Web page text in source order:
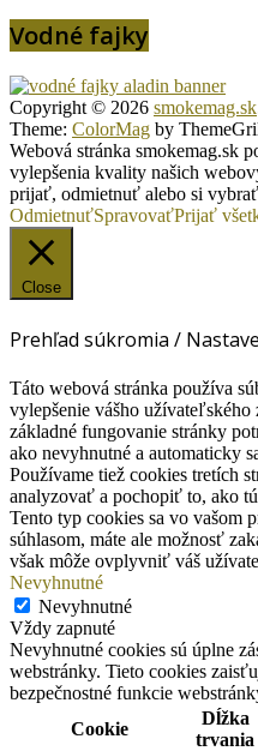
Vodné fajky
Copyright © 2026 smokemag.sk
Theme: ColorMag by
Webová stránka smokemag.sk
vylepšenia kvality našich
prijať, odmietnuť alebo si
OdmietnuťSpravovaťPrijať
Close
Prehľad súkromia /
Táto webová stránka používa
vylepšenie vášho
základné fungovanie stránky
ako nevyhnutné a automaticky
Používame tiež cookies tretích
analyzovať a pochopiť to, ako
Tento typ cookies sa vo vašom
súhlasom, máte ale možnosť
však môže ovplyvniť váš
Nevyhnutné
Nevyhnutné
Vždy zapnuté
Nevyhnutné cookies sú úplne
webstránky. Tieto cookies
bezpečnostné funkcie
Cookie
Dĺžka
trvania